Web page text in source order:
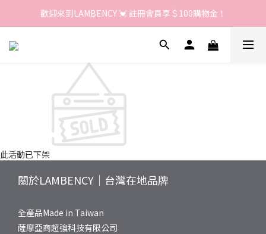
歡迎來到LAMBENCY 💓 註冊會員享＄100購物金！
歡迎來到LAMBENCY 💓 註冊會員享＄100購物金！
加入LINE好友 領優惠卷＄150
歡迎來到LAMBENCY 💓 註冊會員享＄100購物金！
此活動已下架
關於LAMBENCY｜台灣在地品牌
全產品Made in Taiwan
薩摩亞商超強科技有限公司